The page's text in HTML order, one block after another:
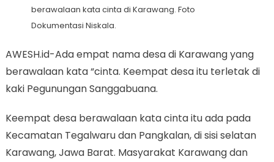
berawalaan kata cinta di Karawang. Foto
Dokumentasi Niskala.
AWESH.id-Ada empat nama desa di Karawang yang
berawalaan kata “cinta. Keempat desa itu terletak di
kaki Pegunungan Sanggabuana.
Keempat desa berawalaan kata cinta itu ada pada
Kecamatan Tegalwaru dan Pangkalan, di sisi selatan
Karawang, Jawa Barat. Masyarakat Karawang dan